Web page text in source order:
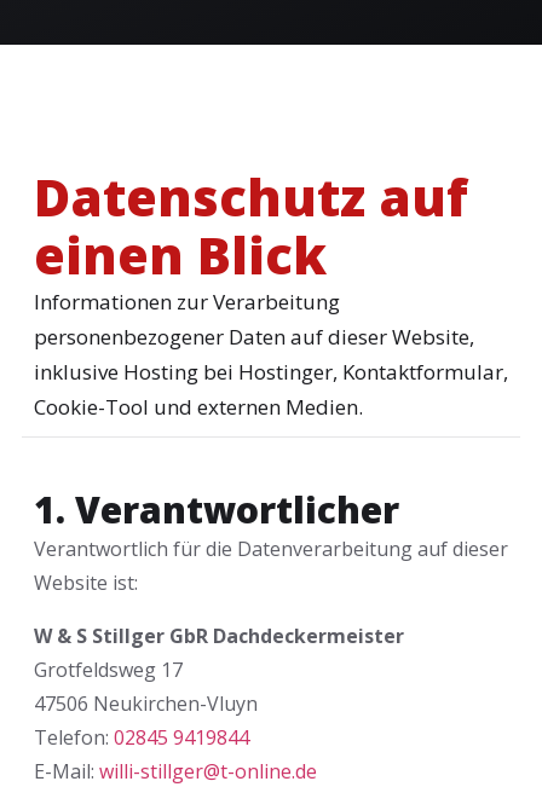
Datenschutz auf
einen Blick
Informationen zur Verarbeitung
personenbezogener Daten auf dieser Website,
inklusive Hosting bei Hostinger, Kontaktformular,
Cookie-Tool und externen Medien.
1. Verantwortlicher
Verantwortlich für die Datenverarbeitung auf dieser
Website ist:
W & S Stillger GbR Dachdeckermeister
Grotfeldsweg 17
47506 Neukirchen-Vluyn
Telefon: 02845 9419844
E-Mail: willi-stillger@t-online.de